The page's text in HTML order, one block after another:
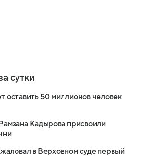
сутки
оставить 50 миллионов человек
Кадырова присвоили
в Верховном суде первый